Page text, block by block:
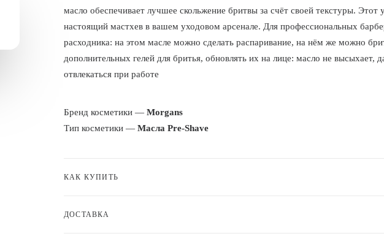
масло обеспечивает лучшее скольжение бритвы за счёт своей текстуры.
настоящий мастхев в вашем уходовом арсенале. Для профессиональных
расходника: на этом масле можно сделать распаривание, на нём же можно
дополнительных гелей для бритья, обновлять их на лице: масло не высыхает,
отвлекаться при работе
Бренд косметики — Morgans
Тип косметики — Масла Pre-Shave
КАК КУПИТЬ
ДОСТАВКА